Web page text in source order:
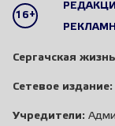
16+
Сергачская жизнь
Сетевое издание:
Учредители: